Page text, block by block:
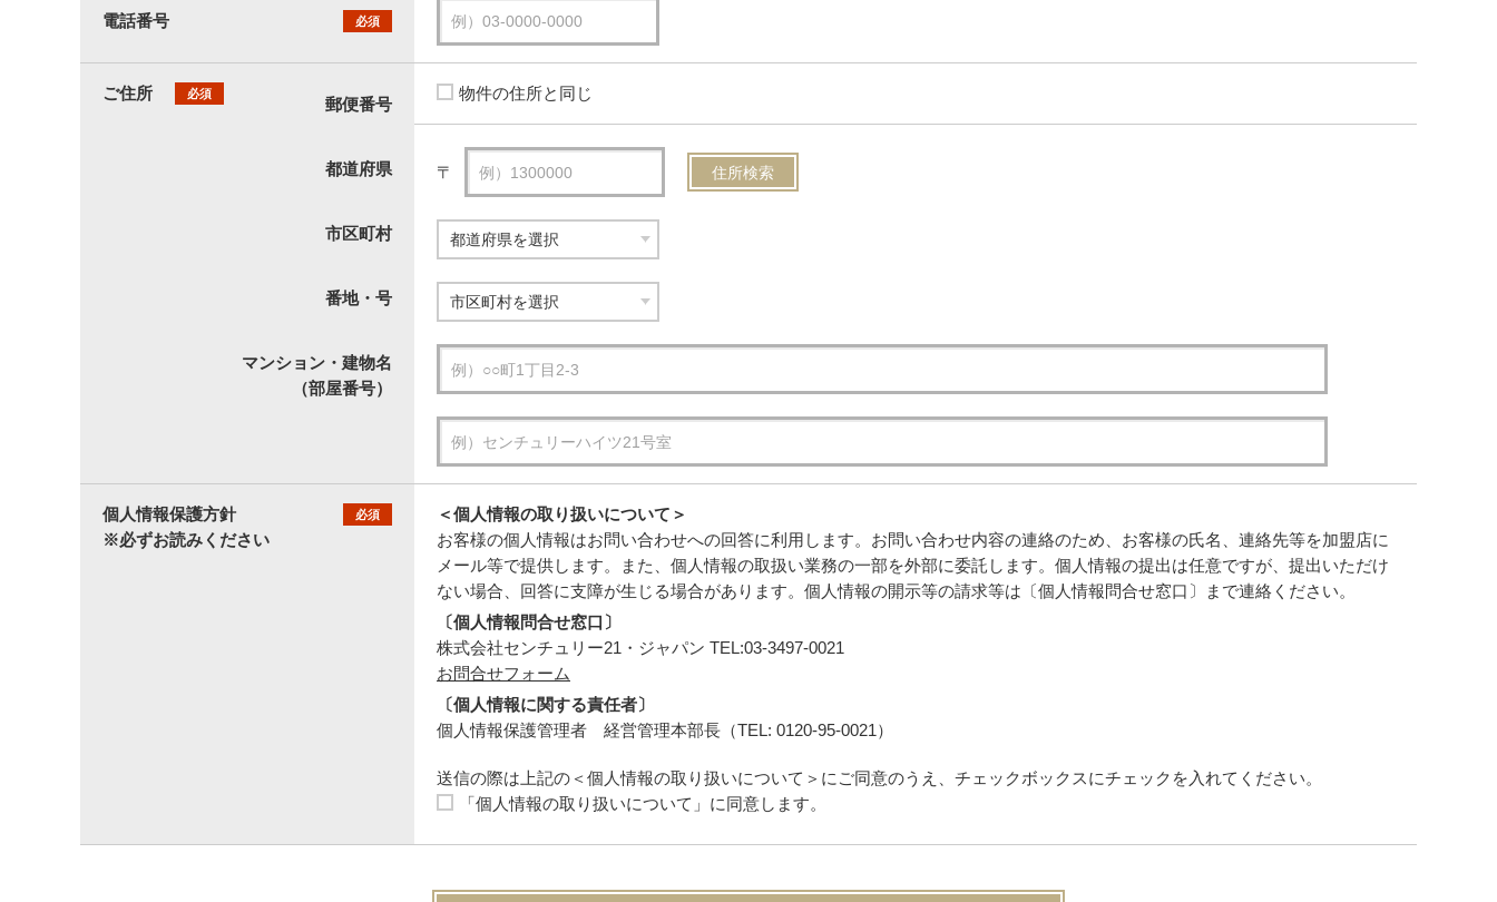
電話番号 必須
ご住所 必須
郵便番号
都道府県
市区町村
番地・号
マンション・建物名
（部屋番号）
物件の住所と同じ
〒 住所検索
個人情報保護方針
※必ずお読みください
必須
＜個人情報の取り扱いについて＞
お客様の個人情報はお問い合わせへの回答に利用します。お問い合わせ内容の連絡のため、お客様の氏名、連絡先等を加盟店に
メール等で提供します。また、個人情報の取扱い業務の一部を外部に委託します。個人情報の提出は任意ですが、提出いただけ
ない場合、回答に支障が生じる場合があります。個人情報の開示等の請求等は〔個人情報問合せ窓口〕まで連絡ください。
〔個人情報問合せ窓口〕
株式会社センチュリー21・ジャパン TEL:03-3497-0021
お問合せフォーム
〔個人情報に関する責任者〕
個人情報保護管理者 経営管理本部長（TEL: 0120-95-0021）
送信の際は上記の＜個人情報の取り扱いについて＞にご同意のうえ、チェックボックスにチェックを入れてください。
「個人情報の取り扱いについて」に同意します。